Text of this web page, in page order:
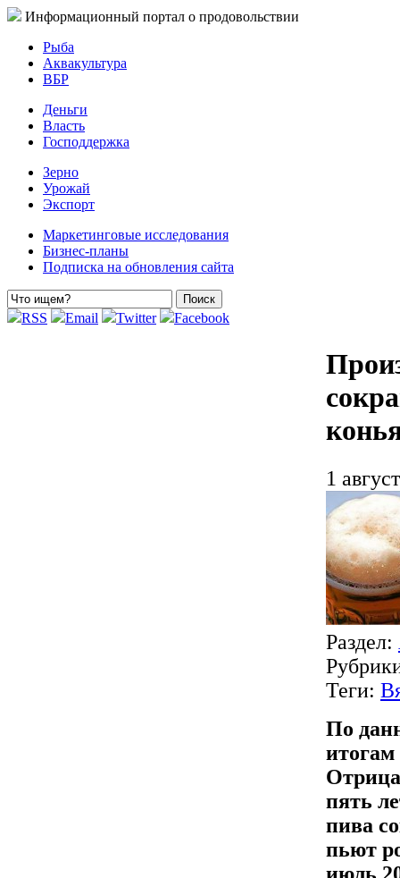
Информационный портал о продовольствии
Рыба
Аквакультура
ВБР
Деньги
Власть
Господдержка
Зерно
Урожай
Экспорт
Маркетинговые исследования
Бизнес-планы
Подписка на обновления сайта
RSS Email Twitter Facebook
1
Раздел:
Теги:
По
итогам
пять
пива
пьют